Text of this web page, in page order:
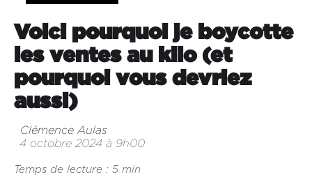
Voici pourquoi je boycotte
les ventes au kilo (et
pourquoi vous devriez
aussi)
Clémence Aulas
4 octobre 2024 à 9h00
Temps de lecture : 5 min